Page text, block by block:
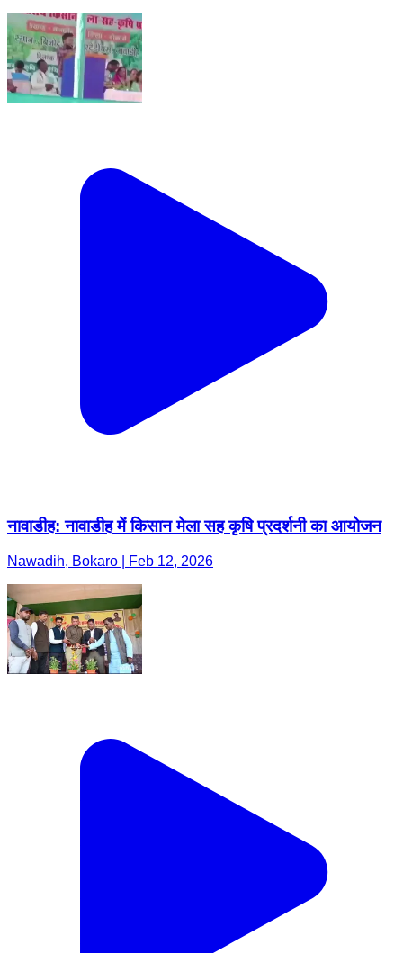
नावाडीह: नावाडीह में किसान मेला सह कृषि प्रदर्शनी का आयोजन
Nawadih, Bokaro | Feb 12, 2026